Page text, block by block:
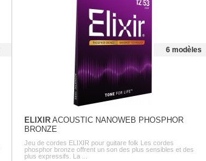
6 modèles
ELIXIRACOUSTIC NANOWEB PHOSPHOR
BRONZE
Jeu de cordes ELIXIR pour guitare folk Les cordes
phosphor bronze offrent un son des plus sensibles et des
plus expressifs. La ...